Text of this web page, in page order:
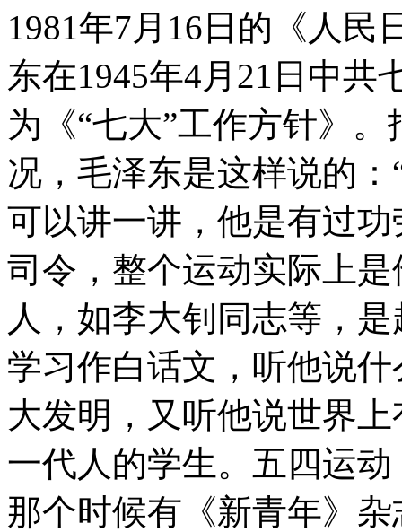
1981年7月16日的《人民
东在1945年4月21日中共
为《“七大”工作方针》
况，毛泽东是这样说的
可以讲一讲，他是有过
司令，整个运动实际上
人，如李大钊同志等，
学习作白话文，听他说
大发明，又听他说世界
一代人的学生。五四运
那个时候有《新青年》